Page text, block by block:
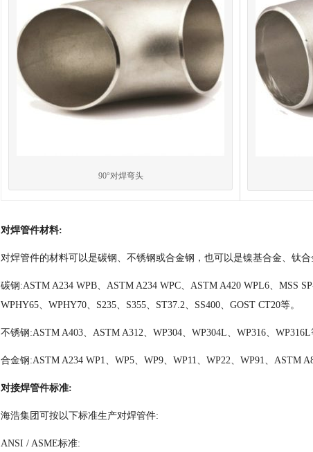
90°对焊弯头
对焊管件材料:
对焊管件的材料可以是碳钢、不锈钢或合金钢，也可以是镍基合金、钛
碳钢:ASTM A234 WPB、ASTM A234 WPC、ASTM A420 WPL6、MSS
WPHY65、WPHY70、S235、S355、ST37.2、SS400、GOST CT20等。
不锈钢:ASTM A403、ASTM A312、WP304、WP304L、WP316、
合金钢:ASTM A234 WP1、WP5、WP9、WP11、WP22、WP91、ASTM
对接焊管件标准:
海浩集团可按以下标准生产对焊管件:
ANSI / ASME标准: